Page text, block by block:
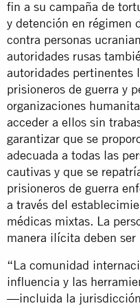
fin a su campaña de
y detención en régimen
contra personas
autoridades rusas
autoridades pertinentes
prisioneros de guerra y
organizaciones
acceder a ellos sin
garantizar que se
adecuada a todas las
cautivas y que se
prisioneros de guerra
a través del
médicas mixtas. La
manera ilícita deben
“La comunidad
influencia y las
—incluida la